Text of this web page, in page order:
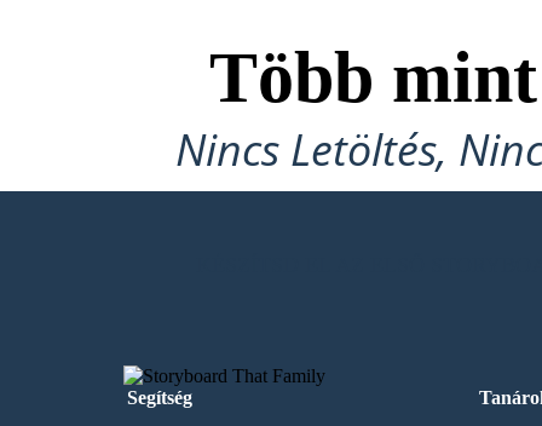
Több
Nincs Letöltés,
Segítség